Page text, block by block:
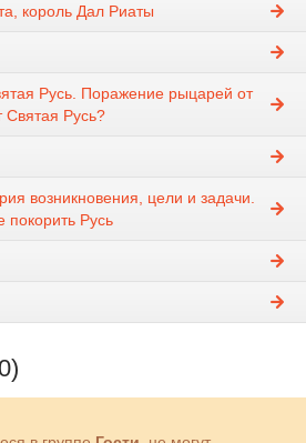
король Дал Риаты
Русь. Поражение рыцарей от
Святая Русь?
возникновения, цели и задачи.
Русь